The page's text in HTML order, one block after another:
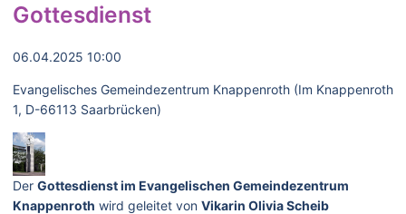
Gottesdienst
06.04.2025 10:00
Evangelisches Gemeindezentrum Knappenroth (Im Knappenroth
1, D-66113 Saarbrücken)
Der Gottesdienst im Evangelischen Gemeindezentrum
Knappenroth wird geleitet von Vikarin Olivia Scheib